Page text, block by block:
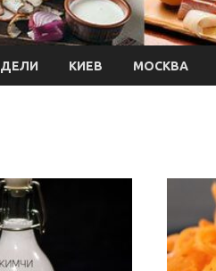
ДЕЛИ КИЕВ МОСКВА